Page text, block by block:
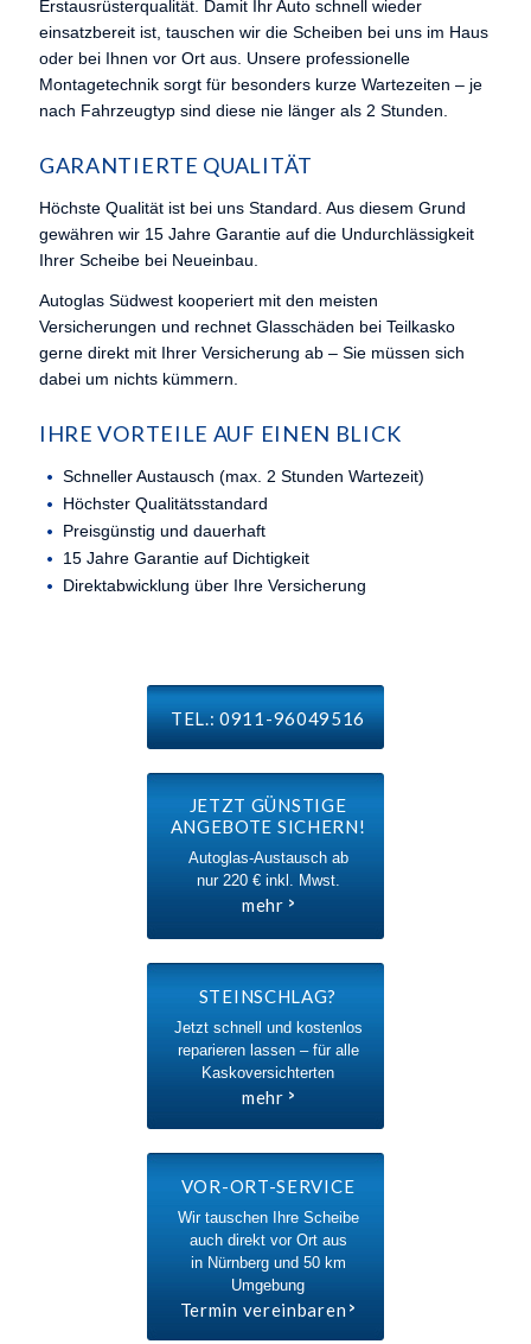
Erstausrüsterqualität. Damit Ihr Auto schnell wieder
einsatzbereit ist, tauschen wir die Scheiben bei uns im Haus
oder bei Ihnen vor Ort aus. Unsere professionelle
Montagetechnik sorgt für besonders kurze Wartezeiten – je
nach Fahrzeugtyp sind diese nie länger als 2 Stunden.
GARANTIERTE QUALITÄT
Höchste Qualität ist bei uns Standard. Aus diesem Grund
gewähren wir 15 Jahre Garantie auf die Undurchlässigkeit
Ihrer Scheibe bei Neueinbau.
Autoglas Südwest kooperiert mit den meisten
Versicherungen und rechnet Glasschäden bei Teilkasko
gerne direkt mit Ihrer Versicherung ab – Sie müssen sich
dabei um nichts kümmern.
IHRE VORTEILE AUF EINEN BLICK
Schneller Austausch (max. 2 Stunden Wartezeit)
Höchster Qualitätsstandard
Preisgünstig und dauerhaft
15 Jahre Garantie auf Dichtigkeit
Direktabwicklung über Ihre Versicherung
TEL.:0911-96049516
JETZT GÜNSTIGE
ANGEBOTE SICHERN!
Autoglas-Austausch ab
nur 220 € inkl. Mwst.
mehr
STEINSCHLAG?
Jetzt schnell und kostenlos
reparieren lassen – für alle
Kaskoversichterten
mehr
VOR-ORT-SERVICE
Wir tauschen Ihre Scheibe
auch direkt vor Ort aus
in Nürnberg und 50 km
Umgebung
Termin vereinbaren